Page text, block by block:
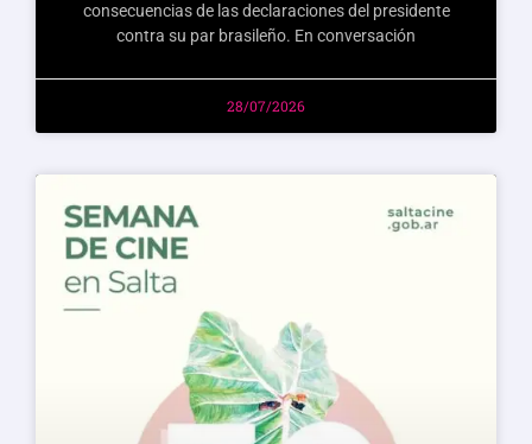
consecuencias de las declaraciones del presidente
contra su par brasileño. En conversación
28/07/2026